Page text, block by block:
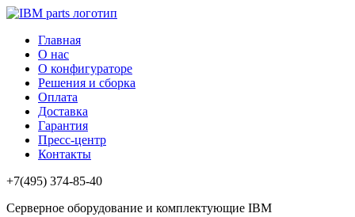
Главная
О нас
О конфигураторе
Решения и сборка
Оплата
Доставка
Гарантия
Пресс-центр
Контакты
+7(495) 374-85-40
Серверное оборудование и комплектующие IBM